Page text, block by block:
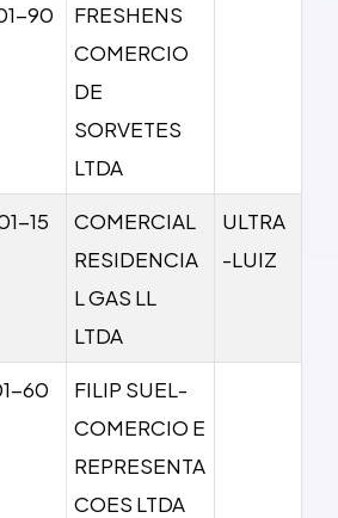
90
FRESHENS
COMERCIO
DE
SORVETES
LTDA
15
COMERCIAL
RESIDENCIA
L GAS LL
LTDA
ULTRA
-LUIZ
60
FILIP SUEL-
COMERCIO E
REPRESENTA
COES LTDA